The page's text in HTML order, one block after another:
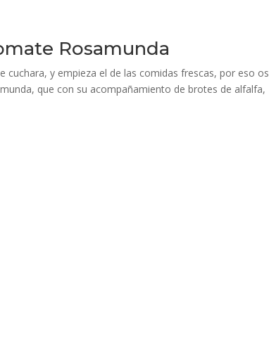
Rosamunda
cuchara, y empieza el de las comidas frescas, por eso os
que con su acompañamiento de brotes de alfalfa,